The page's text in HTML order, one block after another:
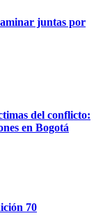
juntas por
del conflicto:
en Bogotá
70